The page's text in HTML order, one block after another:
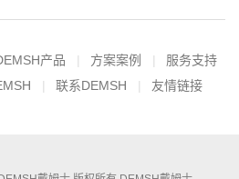
产品 方案案例
服务支持
联系DEMSH 友情链接